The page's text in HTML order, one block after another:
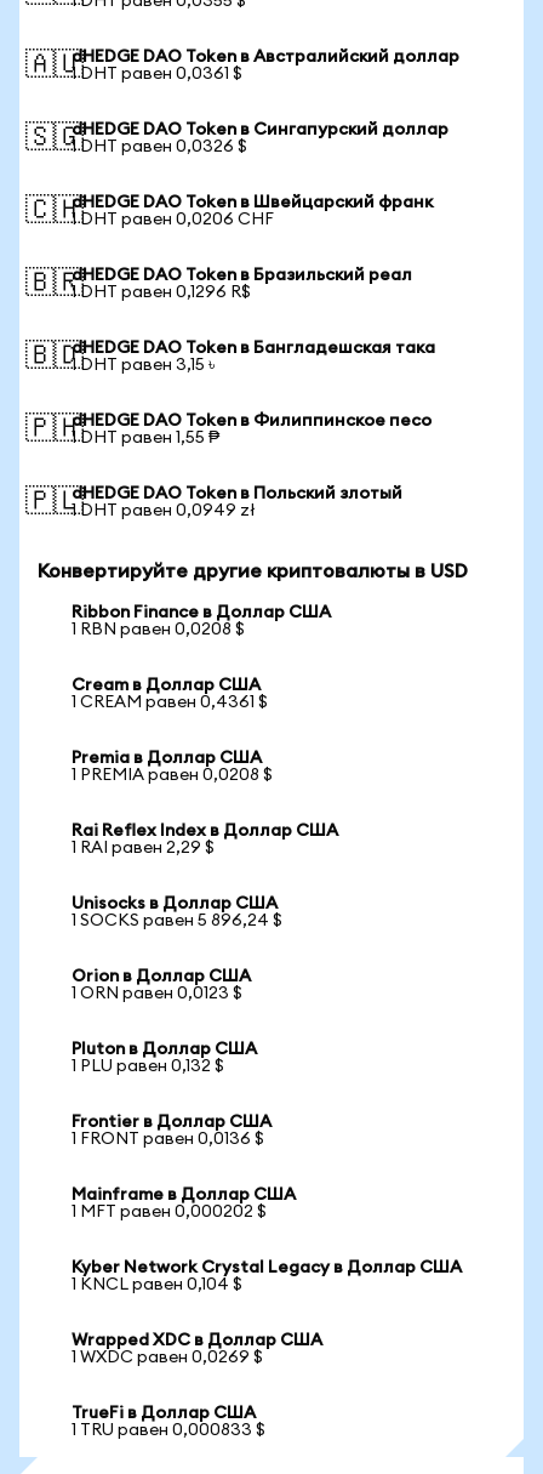
🇦🇺dHEDGE DAO Token в Австралийский доллар
1 DHT равен 0,0361 $
🇸🇬dHEDGE DAO Token в Сингапурский доллар
1 DHT равен 0,0326 $
🇨🇭dHEDGE DAO Token в Швейцарский франк
1 DHT равен 0,0206 CHF
🇧🇷dHEDGE DAO Token в Бразильский реал
1 DHT равен 0,1296 R$
🇧🇩dHEDGE DAO Token в Бангладешская така
1 DHT равен 3,15 ৳
🇵🇭dHEDGE DAO Token в Филиппинское песо
1 DHT равен 1,55 ₱
🇵🇱dHEDGE DAO Token в Польский злотый
1 DHT равен 0,0949 zł
Конвертируйте другие криптовалюты в USD
Ribbon Finance в Доллар США
1 RBN равен 0,0208 $
Cream в Доллар США
1 CREAM равен 0,4361 $
Premia в Доллар США
1 PREMIA равен 0,0208 $
Rai Reflex Index в Доллар США
1 RAI равен 2,29 $
Unisocks в Доллар США
1 SOCKS равен 5 896,24 $
Orion в Доллар США
1 ORN равен 0,0123 $
Pluton в Доллар США
1 PLU равен 0,132 $
Frontier в Доллар США
1 FRONT равен 0,0136 $
Mainframe в Доллар США
1 MFT равен 0,000202 $
Kyber Network Crystal Legacy в Доллар США
1 KNCL равен 0,104 $
Wrapped XDC в Доллар США
1 WXDC равен 0,0269 $
TrueFi в Доллар США
1 TRU равен 0,000833 $